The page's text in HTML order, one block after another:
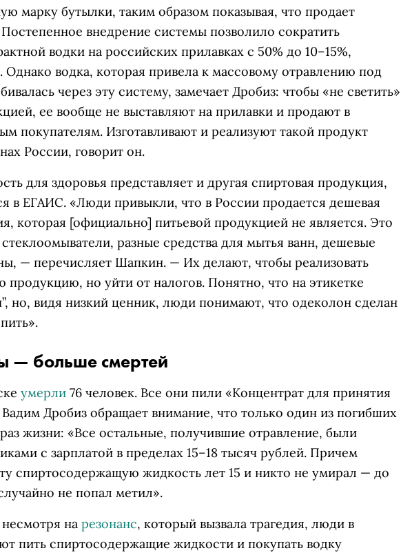
марку бутылки, таким образом показывая, что продает
внедрение системы позволило сократить
водки на российских прилавках с 50% до 10–15%,
водка, которая привела к массовому отравлению под
через эту систему, замечает Дробиз: чтобы «не светить»
ее вообще не выставляют на прилавки и продают в
покупателям. Изготавливают и реализуют такой продукт
России, говорит он.
для здоровья представляет и другая спиртовая продукция,
в ЕГАИС. «Люди привыкли, что в России продается дешевая
которая [официально] питьевой продукцией не является. Это
разные средства для мытья ванн, дешевые
— перечисляет Шапкин. — Их делают, чтобы реализовать
продукцию, но уйти от налогов. Понятно, что на этикетке
но, видя низкий ценник, люди понимают, что одеколон сделан
— больше смертей
умерли 76 человек. Все они пили «Концентрат для принятия
Дробиз обращает внимание, что только один из погибших
жизни: «Все остальные, получившие отравление, были
с зарплатой в пределах 15–18 тысяч рублей. Причем
спиртосодержащую жидкость лет 15 и никто не умирал — до
не попал метил».
на резонанс, который вызвала трагедия, люди в
пить спиртосодержащие жидкости и покупать водку